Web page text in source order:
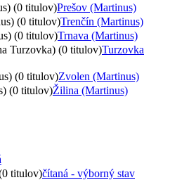
(0 titulov)Prešov (Martinus)
(0 titulov)Trenčín (Martinus)
(0 titulov)Trnava (Martinus)
Turzovka) (0 titulov)Turzovka
(0 titulov)Zvolen (Martinus)
(0 titulov)Žilina (Martinus)
titulov)čítaná - výborný stav